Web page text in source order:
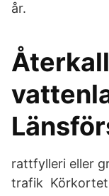
år.
rattfylleri eller
trafik Körkortet